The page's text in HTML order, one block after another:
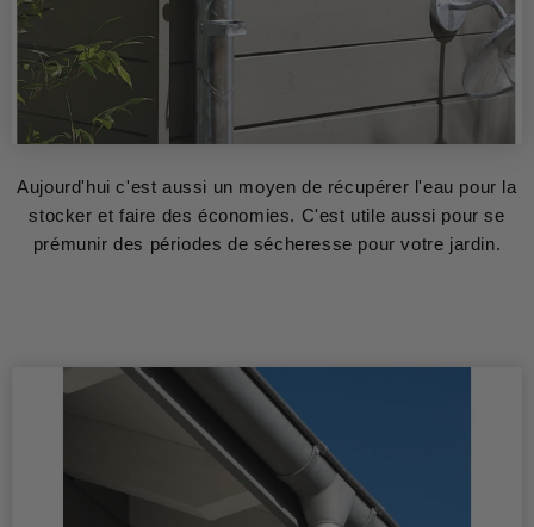
Aujourd'hui c'est aussi un moyen de récupérer l'eau pour la
stocker et faire des économies. C'est utile aussi pour se
prémunir des périodes de sécheresse pour votre jardin.